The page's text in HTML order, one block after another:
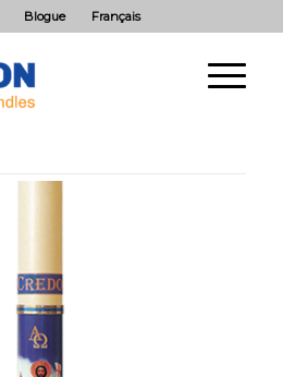
Blogue Français